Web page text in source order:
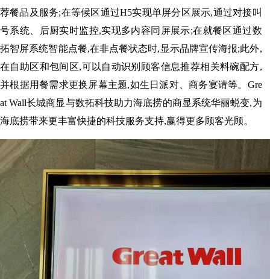
荐餐品 及服务;在等候区通过H5实现单屏分区展示,通过对接叫
号系统、后厨实时监控,实现多内容同屏展示;在就餐区通过数
拓智屏系统智能点餐,在非点餐状态时,显示品牌宣传海报;此外,
在自助区和包间区,可以自动识别顾客信息推荐相关料碗配方,
并根据用餐需求更换屏幕主题,如生日派对、商务宴请等。Gre
at Wall长城商显与数拓科技助力海底捞的商显系统华丽蜕变,为
海底捞带来更丰富快捷的科技服务支持,赢得更多顾客光顾。